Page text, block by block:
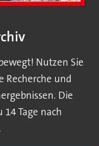
Nutzen Sie
Recherche und
Die
14 Tage nach